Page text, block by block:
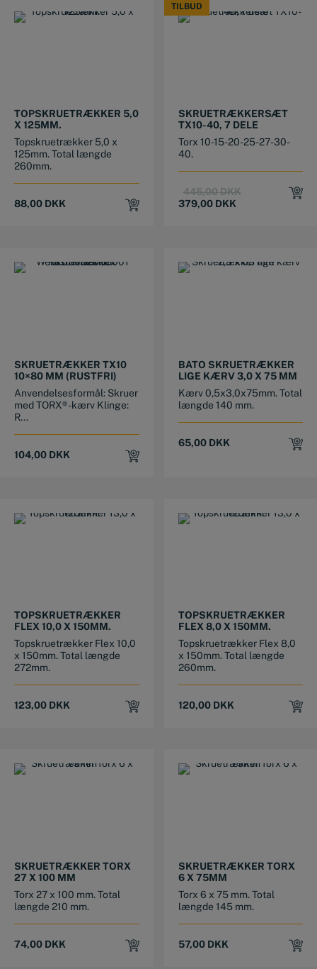
TOPSKRUETRÆKKER 5,0
X 125MM.
Topskruetrækker 5,0 x
125mm. Total længde
260mm.
88,00 DKK
TILBUD
TILBUD
SKRUETRÆKKERSÆT
TX10-40, 7 DELE
Torx 10-15-20-25-27-30-
40.
445,00DKKOriginal
379,00 DKK
Current
SKRUETRÆKKER TX10
10×80 MM (RUSTFRI)
Anvendelsesformål: Skruer
med TORX®-kærv Klinge:
R...
104,00 DKK
BATO SKRUETRÆKKER
LIGE KÆRV 3,0 X 75 MM
Kærv 0,5x3,0x75mm. Total
længde 140 mm.
65,00 DKK
TOPSKRUETRÆKKER
FLEX 10,0 X 150MM.
Topskruetrækker Flex 10,0
x 150mm. Total længde
272mm.
123,00 DKK
TOPSKRUETRÆKKER
FLEX 8,0 X 150MM.
Topskruetrækker Flex 8,0
x 150mm. Total længde
260mm.
120,00 DKK
SKRUETRÆKKER TORX
27 X 100 MM
Torx 27 x 100 mm. Total
længde 210 mm.
74,00 DKK
SKRUETRÆKKER TORX
6 X 75MM
Torx 6 x 75 mm. Total
længde 145 mm.
57,00 DKK